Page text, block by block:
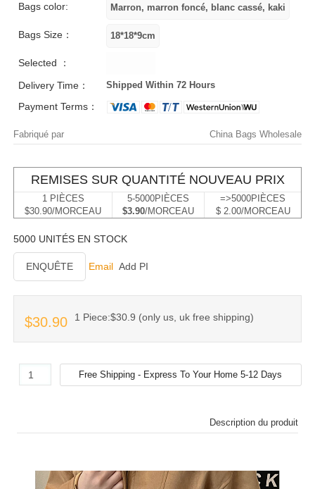
Bags color:
Bags Size：
Selected ：
Delivery Time：
Shipped Within 72 Hours
Payment Terms：
Fabriqué par China Bags Wholesale
REMISES SUR QUANTITÉ NOUVEAU PRIX
1 PIÈCES
$30.90/MORCEAU
5-5000PIÈCES
$3.90/MORCEAU
=>5000PIÈCES
$ 2.00/MORCEAU
5000 UNITÉS EN STOCK
ENQUÊTE Email Add PI
$30.90 1 Piece:$30.9 (only us, uk free shipping)
Description du produit